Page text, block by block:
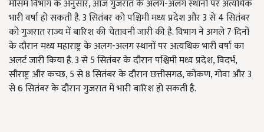
मौसम विभाग के अनुसार, आज गुजरात के अलग-अलग स्थानों पर अत्यधिक
भारी वर्षा हो सकती है. 3 सितंबर को पश्चिमी मध्य प्रदेश और 3 से 4 सितंबर
को गुजरात राज्य में बारिश की चेतावनी जारी की है. विभाग ने अगले 7 दिनों
के दौरान मध्य महाराष्ट्र के अलग-अलग स्थानों पर अत्यधिक भारी वर्षा का
अलर्ट जारी किया है. 3 से 5 सितंबर के दौरान पश्चिमी मध्य प्रदेश, विदर्भ,
सौराष्ट्र और कच्छ, 5 से 8 सितंबर के दौरान छत्तीसगढ़, कोंकण, गोवा और 3
से 6 सितंबर के दौरान गुजरात में भारी बारिश हो सकती है.